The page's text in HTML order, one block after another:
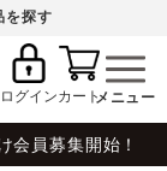
を探す
ログインカート
会員募集開始！